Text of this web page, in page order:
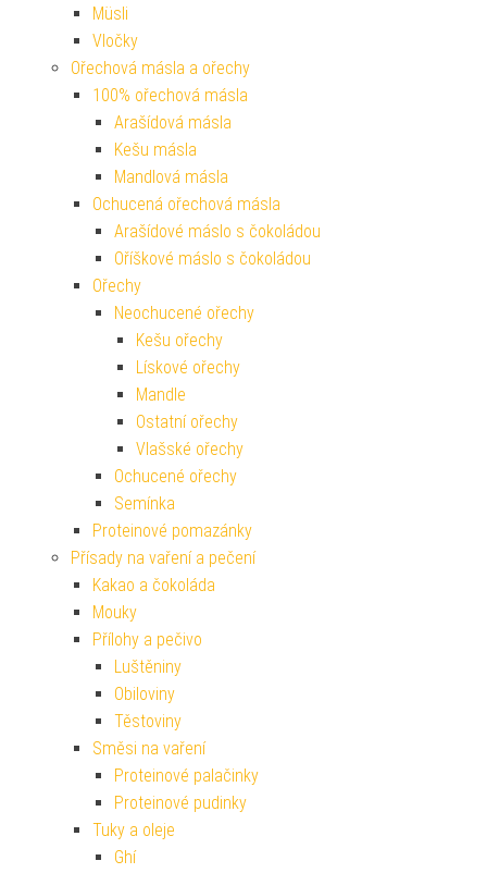
Müsli
Vločky
Ořechová másla a ořechy
100% ořechová másla
Arašídová másla
Kešu másla
Mandlová másla
Ochucená ořechová másla
Arašídové máslo s čokoládou
Oříškové máslo s čokoládou
Ořechy
Neochucené ořechy
Kešu ořechy
Lískové ořechy
Mandle
Ostatní ořechy
Vlašské ořechy
Ochucené ořechy
Semínka
Proteinové pomazánky
Přísady na vaření a pečení
Kakao a čokoláda
Mouky
Přílohy a pečivo
Luštěniny
Obiloviny
Těstoviny
Směsi na vaření
Proteinové palačinky
Proteinové pudinky
Tuky a oleje
Ghí